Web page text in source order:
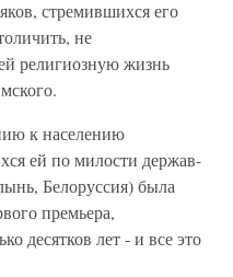
стремившихся его
не
религиозную жизнь
к населению
ей по милости держав-
Белоруссия) была
премьера,
десятков лет - и все это